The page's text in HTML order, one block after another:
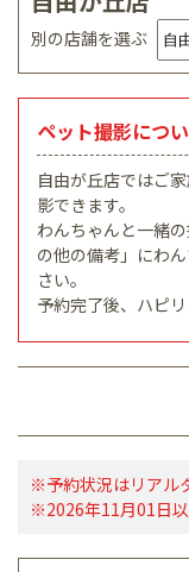
別の店舗を選ぶ
ペット撮影につ
自由が丘店ではご
影できます。
わんちゃんと一緒
の他の備考」にわ
さい。
予約完了後、ハピ
※予約状況はリアル
※2026年11月01日以